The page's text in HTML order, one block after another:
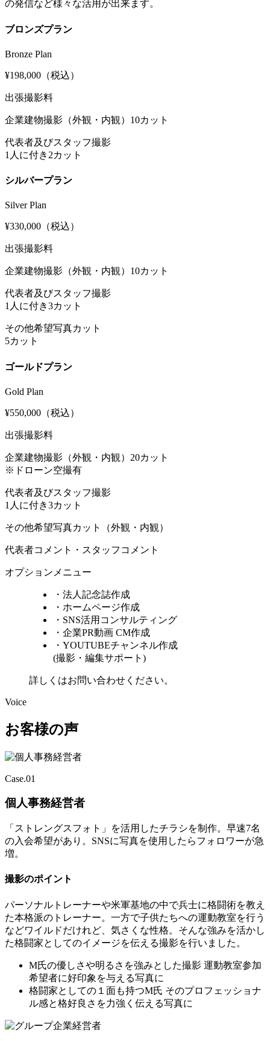
の発信など様々な活用が出来ます。
ブロンズプラン
Bronze Plan
¥198,000 （税込）
出張撮影料
企業建物撮影（外観・内観）10カット
代表者及びスタッフ撮影
1人に付き2カット
シルバープラン
Silver Plan
¥330,000 （税込）
出張撮影料
企業建物撮影（外観・内観）10カット
代表者及びスタッフ撮影
1人に付き3カット
その他希望写真カット
5カット
ゴールドプラン
Gold Plan
¥550,000 （税込）
出張撮影料
企業建物撮影（外観・内観）20カット
※ドローン空撮有
代表者及びスタッフ撮影
1人に付き3カット
その他希望写真カット（外観・内観）
代表者コメント・スタッフコメント
オプションメニュー
・法人記念誌作成
・ホームページ作成
・SNS活用コンサルティング
・企業PR動画 CM作成
・YOUTUBEチャンネル作成
(撮影・編集サポート)
詳しくはお問い合わせください。
Voice
お客様の声
Case.01
個人事務経営者
「ストレングスフォト」を活用したチラシを制作。早速7名
の入会希望があり。SNSに写真を使用したらフォロワーが急
増。
撮影のポイント
パーソナルトレーナーや米軍基地の中で兵士に格闘術を教え
た本格派のトレーナー。一方で子供たちへの運動教室を行う
などワイルドだけれど、気さくな性格。そんな強みを活かし
た格闘家としてのイメージを伝える撮影を行いました。
M氏の優しさや明るさを強みとした撮影 運動教室参加
希望者に好印象を与える写真に
格闘家としての１面も持つM氏 そのプロフェッショナ
ル感と格好良さを力強く伝える写真に